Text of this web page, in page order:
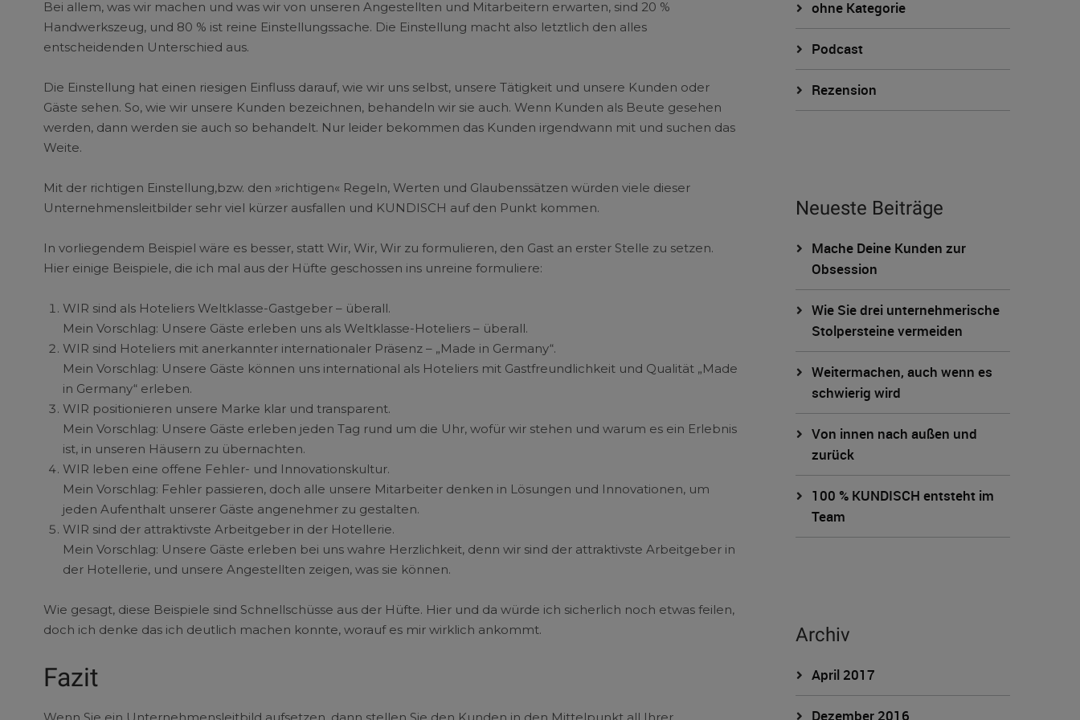
Bei allem, was wir machen und was wir von unseren Angestellten und Mitarbeitern erwarten, sind 20 %
Handwerkszeug, und 80 % ist reine Einstellungssache. Die Einstellung macht also letztlich den alles
entscheidenden Unterschied aus.
Die Einstellung hat einen riesigen Einfluss darauf, wie wir uns selbst, unsere Tätigkeit und unsere Kunden oder
Gäste sehen. So, wie wir unsere Kunden bezeichnen, behandeln wir sie auch. Wenn Kunden als Beute gesehen
werden, dann werden sie auch so behandelt. Nur leider bekommen das Kunden irgendwann mit und suchen das
Weite.
Mit der richtigen Einstellung,bzw. den »richtigen« Regeln, Werten und Glaubenssätzen würden viele dieser
Unternehmensleitbilder sehr viel kürzer ausfallen und KUNDISCH auf den Punkt kommen.
In vorliegendem Beispiel wäre es besser, statt Wir, Wir, Wir zu formulieren, den Gast an erster Stelle zu setzen.
Hier einige Beispiele, die ich mal aus der Hüfte geschossen ins unreine formuliere:
WIR sind als Hoteliers Weltklasse-Gastgeber – überall.
Mein Vorschlag: Unsere Gäste erleben uns als Weltklasse-Hoteliers – überall.
WIR sind Hoteliers mit anerkannter internationaler Präsenz – „Made in Germany“.
Mein Vorschlag: Unsere Gäste können uns international als Hoteliers mit Gastfreundlichkeit und Qualität „Made
in Germany“ erleben.
WIR positionieren unsere Marke klar und transparent.
Mein Vorschlag: Unsere Gäste erleben jeden Tag rund um die Uhr, wofür wir stehen und warum es ein Erlebnis
ist, in unseren Häusern zu übernachten.
WIR leben eine offene Fehler- und Innovationskultur.
Mein Vorschlag: Fehler passieren, doch alle unsere Mitarbeiter denken in Lösungen und Innovationen, um
jeden Aufenthalt unserer Gäste angenehmer zu gestalten.
WIR sind der attraktivste Arbeitgeber in der Hotellerie.
Mein Vorschlag: Unsere Gäste erleben bei uns wahre Herzlichkeit, denn wir sind der attraktivste Arbeitgeber in
der Hotellerie, und unsere Angestellten zeigen, was sie können.
Wie gesagt, diese Beispiele sind Schnellschüsse aus der Hüfte. Hier und da würde ich sicherlich noch etwas feilen,
doch ich denke das ich deutlich machen konnte, worauf es mir wirklich ankommt.
Fazit
ohne Kategorie
Podcast
Rezension
Neueste Beiträge
Mache Deine Kunden zur
Obsession
Wie Sie drei unternehmerische
Stolpersteine vermeiden
Weitermachen, auch wenn es
schwierig wird
Von innen nach außen und
zurück
100 % KUNDISCH entsteht im
Team
Archiv
April 2017
Dezember 2016